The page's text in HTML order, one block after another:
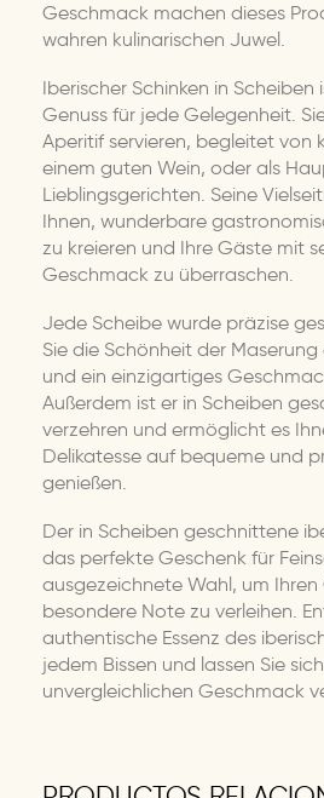
Geschmack machen dieses
wahren kulinarischen Juwel.
Iberischer Schinken in
Genuss für jede Gelegenheit.
Aperitif servieren, begleitet von
einem guten Wein, oder als
Lieblingsgerichten. Seine
Ihnen, wunderbare
zu kreieren und Ihre Gäste mit
Geschmack zu überraschen.
Jede Scheibe wurde präzise
Sie die Schönheit der Maserung
und ein einzigartiges
Außerdem ist er in Scheiben
verzehren und ermöglicht es
Delikatesse auf bequeme und
genießen.
Der in Scheiben geschnittene
das perfekte Geschenk für
ausgezeichnete Wahl, um
besondere Note zu verleihen.
authentische Essenz des
jedem Bissen und lassen Sie
unvergleichlichen Geschmack